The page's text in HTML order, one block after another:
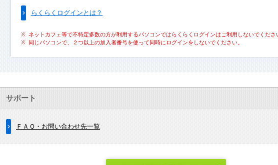
らくらくログインとは？
ネットカフェ等で不特定多数の方が利用するパソコンではらくらくログインはご利用しないでくださ
同じパソコンで、２つ以上の加入者番号を使って同時にログインをしないでください。
サポート
ＦＡＱ・お問い合わせ先一覧